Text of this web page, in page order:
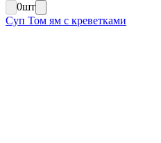
0шт
Суп Том ям с креветками